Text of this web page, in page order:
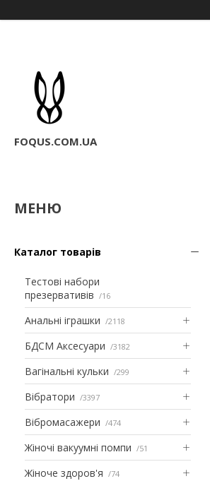
FOQUS.COM.UA
Каталог товарів
Тестові набори
презервативів
16
Анальні іграшки 2118
БДСМ Аксесуари 3182
Вагінальні кульки 299
Вібратори 3397
Вібромасажери 474
Жіночі вакуумні помпи 51
Жіноче здоров'я 74